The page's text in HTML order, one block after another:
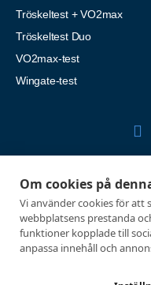
Om cookies på
Vi använder cookies för att
webbplatsens prestanda
funktioner kopplade till
anpassa innehåll och
Tröskeltest + VO2max
Tröskeltest Duo
VO2max-test
Wingate-test
Utvecklad med passion